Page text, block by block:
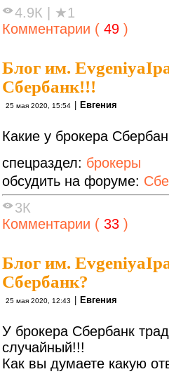
4.9К
★1
Комментарии ( 49 )
Блог им.
Сбербанк!!!
25 мая 2020, 15:54 Евгения
Какие у брокера
спецраздел: брокеры
обсудить на форуме:
3К
Комментарии ( 33 )
Блог им.
Сбербанк?
25 мая 2020, 12:43 Евгения
У брокера Сбербанк
случайный!!!
Как вы думаете какую